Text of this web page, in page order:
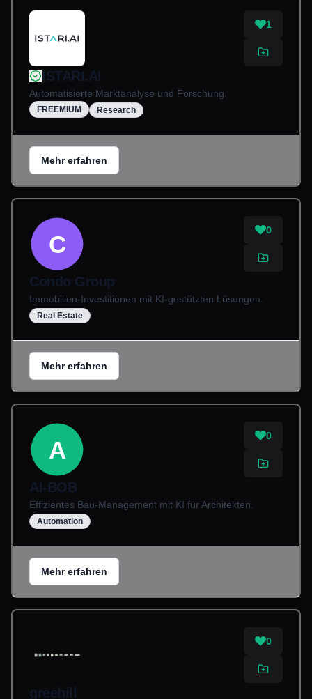
1
ISTARI.AI
Automatisierte Marktanalyse und Forschung.
FREEMIUM Research
Mehr erfahren
C
0
Condo Group
Immobilien-Investitionen mit KI-gestützten Lösungen.
Real Estate
Mehr erfahren
A
0
AI-BOB
Effizientes Bau-Management mit KI für Architekten.
Automation
Mehr erfahren
0
greehill